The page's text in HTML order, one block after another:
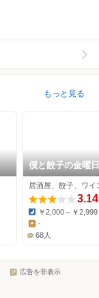
もっと見る
僕と餃子の金曜
子バル
居酒屋、餃子、ワイ
3.14
Dinner:
￥2,000～￥2,999
Lunch:
-
68人
広告を非表示